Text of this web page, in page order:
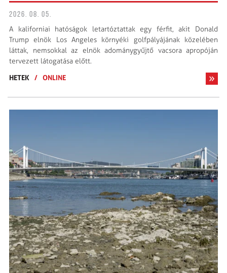
2026. 08. 05.
A kaliforniai hatóságok letartóztattak egy férfit, akit Donald
Trump elnök Los Angeles környéki golfpályájának közelében
láttak, nemsokkal az elnök adománygyűjtő vacsora apropóján
tervezett látogatása előtt.
HETEK
/ ONLINE